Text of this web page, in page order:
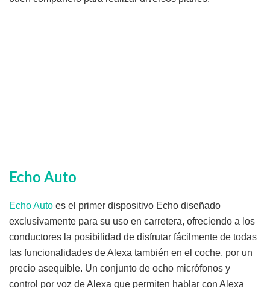
Echo Auto
Echo Auto es el primer dispositivo Echo diseñado
exclusivamente para su uso en carretera, ofreciendo a los
conductores la posibilidad de disfrutar fácilmente de todas
las funcionalidades de Alexa también en el coche, por un
precio asequible. Un conjunto de ocho micrófonos y
control por voz de Alexa que permiten hablar con Alexa